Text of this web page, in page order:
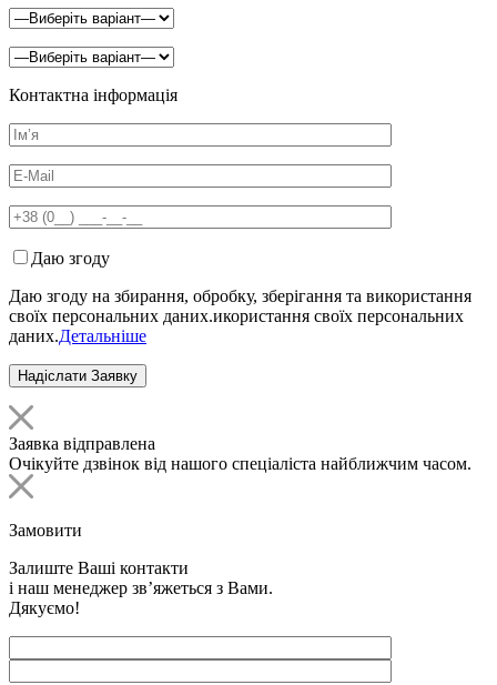
Контактна інформація
Даю згоду
Даю згоду на збирання, обробку, зберігання та використання
своїх персональних даних.икористання своїх персональних
даних.Детальніше
Заявка відправлена
Очікуйте дзвінок від нашого спеціаліста найближчим часом.
Замовити
Залиште Ваші контакти
і наш менеджер зв’яжеться з Вами.
Дякуємо!